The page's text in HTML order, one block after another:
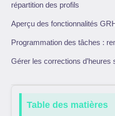
répartition des profils
Aperçu des fonctionnalités
Programmation des tâches :
Gérer les corrections d’heures
Table des matières